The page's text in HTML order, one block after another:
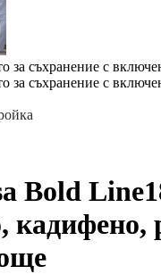
Bold Line